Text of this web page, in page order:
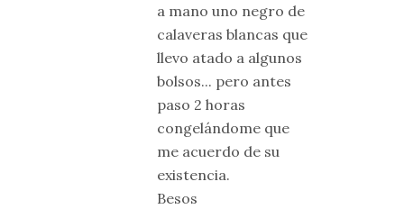
a mano uno negro de
calaveras blancas que
llevo atado a algunos
bolsos... pero antes
paso 2 horas
congelándome que
me acuerdo de su
existencia.
Besos